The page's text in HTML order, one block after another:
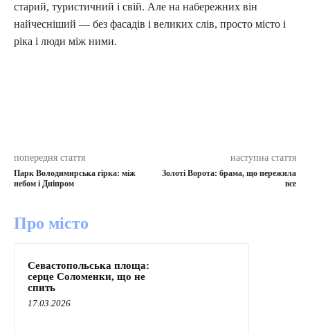
старий, туристичний і свій. Але на набережних він
найчесніший — без фасадів і великих слів, просто місто і
ріка і люди між ними.
попередня стаття
Парк Володимирська гірка: між
небом і Дніпром
наступна стаття
Золоті Ворота: брама, що пережила
все
Про місто
Севастопольська площа:
серце Соломенки, що не
спить
17.03.2026